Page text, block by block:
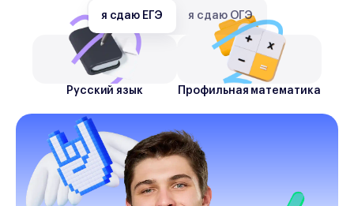
я сдаю ЕГЭ я сдаю ОГЭ
Русский язык Профильная математика